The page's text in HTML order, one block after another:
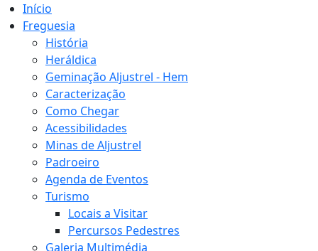
Início
Freguesia
História
Heráldica
Geminação Aljustrel - Hem
Caracterização
Como Chegar
Acessibilidades
Minas de Aljustrel
Padroeiro
Agenda de Eventos
Turismo
Locais a Visitar
Percursos Pedestres
Galeria Multimédia